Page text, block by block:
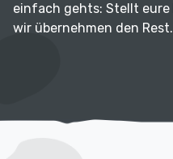
einfach gehts: Stellt eure
wir übernehmen den Rest.